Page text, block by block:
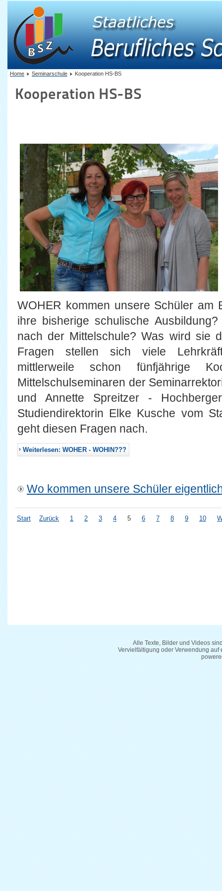
Home Seminarschule Kooperation HS-BS
Kooperation HS-BS
WOHER kommen unsere Schüler am
ihre bisherige schulische
nach der Mittelschule? Was wird sie
Fragen stellen sich viele
mittlerweile schon fünfjährige
Mittelschulseminaren der
und Annette Spreitzer -
Studiendirektorin Elke Kusche vom
geht diesen Fragen nach.
Weiterlesen: WOHER - WOHIN???
Wo kommen unsere Schüler
Start Zurück 1 2 3 4 5 6 7 8 9 10
Alle Texte, Bilder und Videos
Vervielfältigung oder Verwendung